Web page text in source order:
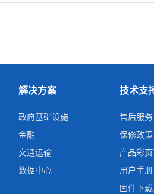
解决方案
政府基础设施
金融
交通运输
数据中心
技术支
售后服务
保修政策
产品彩
用户手
固件下载